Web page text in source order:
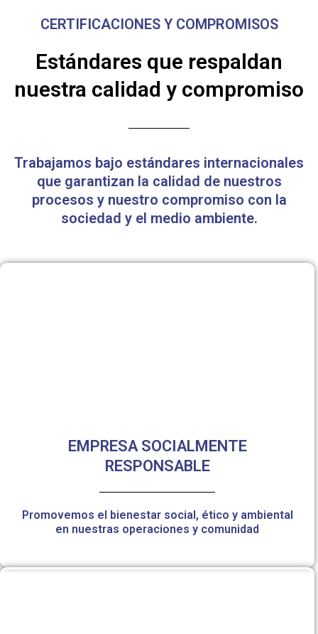
CERTIFICACIONES Y COMPROMISOS
Estándares que respaldan
nuestra calidad y compromiso
Trabajamos bajo estándares internacionales
que garantizan la calidad de nuestros
procesos y nuestro compromiso con la
sociedad y el medio ambiente.
EMPRESA SOCIALMENTE
RESPONSABLE
Promovemos el bienestar social, ético y ambiental
en nuestras operaciones y comunidad